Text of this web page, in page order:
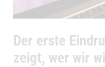
Der erste
zeigt, wer wir